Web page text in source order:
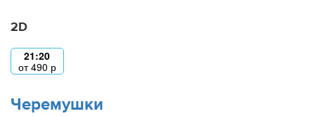
2D
21:20
от490 р
Черемушки